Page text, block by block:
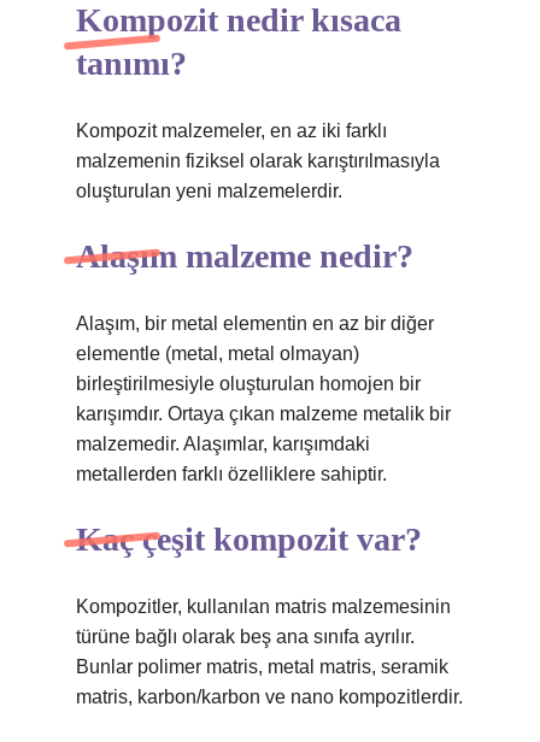
Kompozit nedir kısaca
tanımı?
Kompozit malzemeler, en az iki farklı
malzemenin fiziksel olarak karıştırılmasıyla
oluşturulan yeni malzemelerdir.
Alaşım malzeme nedir?
Alaşım, bir metal elementin en az bir diğer
elementle (metal, metal olmayan)
birleştirilmesiyle oluşturulan homojen bir
karışımdır. Ortaya çıkan malzeme metalik bir
malzemedir. Alaşımlar, karışımdaki
metallerden farklı özelliklere sahiptir.
Kaç çeşit kompozit var?
Kompozitler, kullanılan matris malzemesinin
türüne bağlı olarak beş ana sınıfa ayrılır.
Bunlar polimer matris, metal matris, seramik
matris, karbon/karbon ve nano kompozitlerdir.